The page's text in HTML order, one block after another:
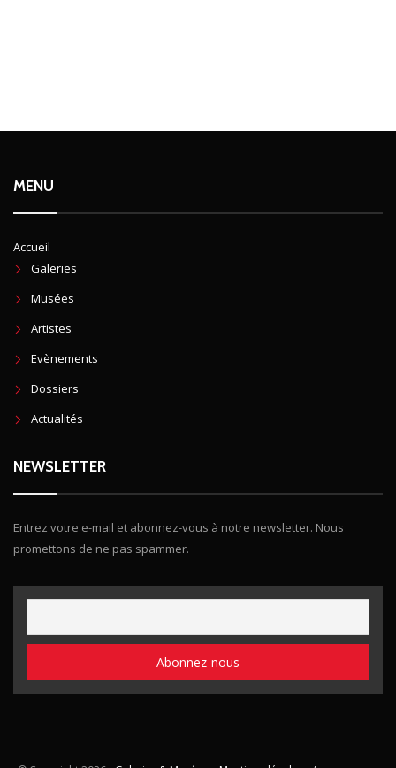
MENU
Accueil
Galeries
Musées
Artistes
Evènements
Dossiers
Actualités
NEWSLETTER
Entrez votre e-mail et abonnez-vous à notre newsletter. Nous
promettons de ne pas spammer.